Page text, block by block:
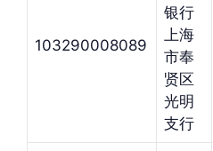
103290008089
银行
上海
市奉
贤区
光明
支行